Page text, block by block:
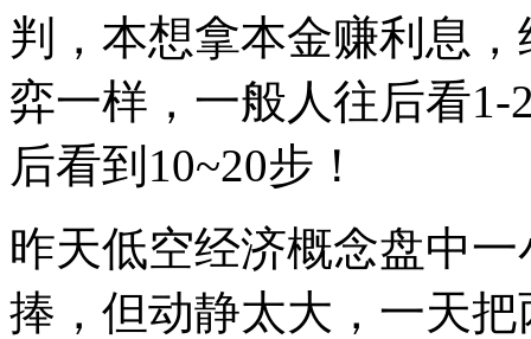
判，本想拿本金赚利息
弈一样，一般人往后看
后看到10~20步！
昨天低空经济概念盘中
捧，但动静太大，一天